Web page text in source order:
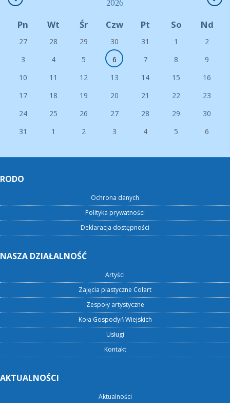
2026
Pn Wt Śr Czw Pt So Nd
27 28 29 30 31 1
2
3
4 5 6 7 8
9
10
11 12 13 14 15
16
17
18 19 20 21 22
23
24
25 26 27 28 29
30
31
1 2 3 4 5 6
RODO
Ochrona danych
Polityka prywatności
Deklaracja dostępności
NASZA DZIAŁALNOŚĆ
Artyści
Zajęcia plastyczne Colart
Zespoły artystyczne
Koła Gospodyń Wiejskich
Usługi
Kontakt
AKTUALNOŚCI
Aktualności